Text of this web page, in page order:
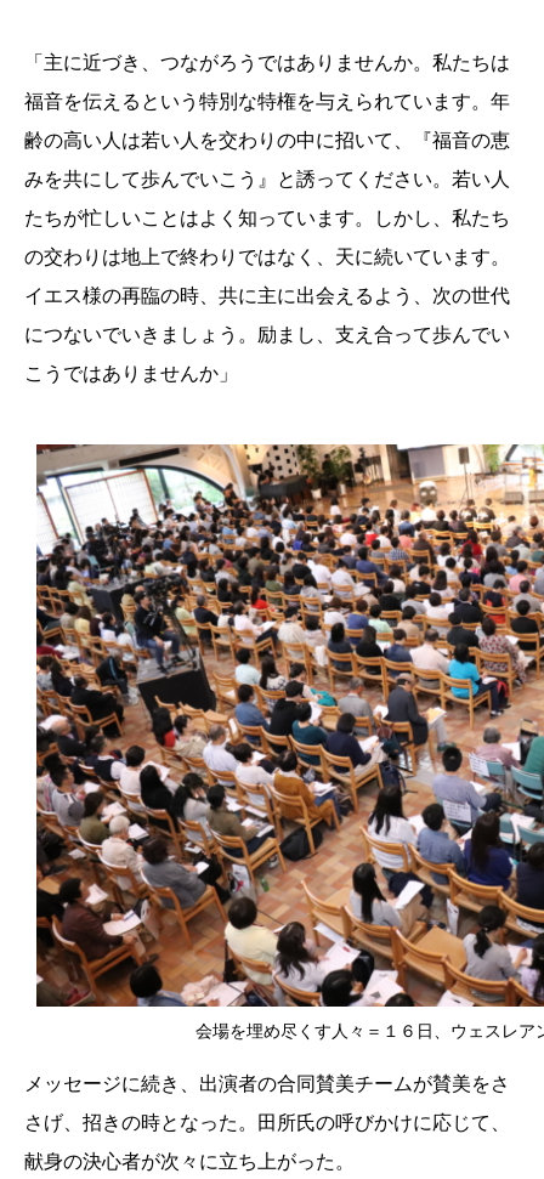
「主に近づき、つながろうではありませんか。私たちは
福音を伝えるという特別な特権を与えられています。年
齢の高い人は若い人を交わりの中に招いて、『福音の恵
みを共にして歩んでいこう』と誘ってください。若い人
たちが忙しいことはよく知っています。しかし、私たち
の交わりは地上で終わりではなく、天に続いています。
イエス様の再臨の時、共に主に出会えるよう、次の世代
につないでいきましょう。励まし、支え合って歩んでい
こうではありませんか」
会場を埋め尽くす人々＝１６日、ウェスレア
メッセージに続き、出演者の合同賛美チームが賛美をさ
さげ、招きの時となった。田所氏の呼びかけに応じて、
献身の決心者が次々に立ち上がった。